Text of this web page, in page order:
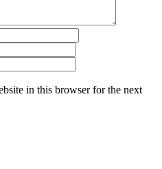
in this browser for the next